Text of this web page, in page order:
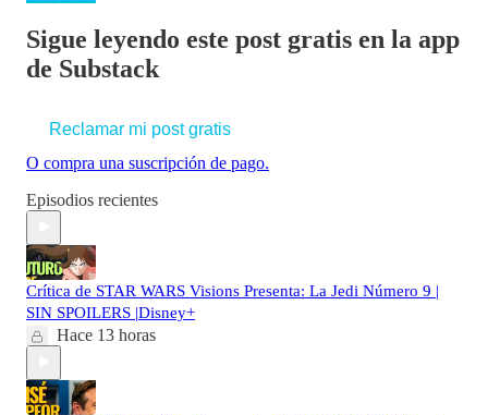
Sigue leyendo este post gratis en la app
de Substack
Reclamar mi post gratis
O compra una suscripción de pago.
Episodios recientes
Crítica de STAR WARS Visions Presenta: La Jedi Número 9 |
SIN SPOILERS |Disney+
Hace 13 horas